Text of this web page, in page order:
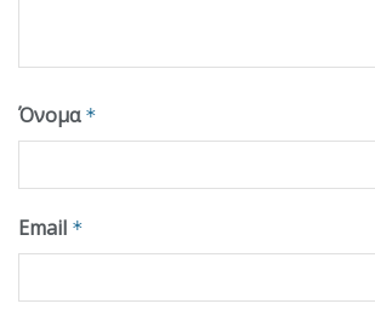
Όνομα *
Email *